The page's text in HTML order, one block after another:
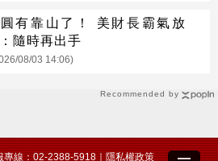
Recommended by
有靠山了！ 美財長霸氣放
隨時再出手
08/03 14:06)
專線：02-2388-5918｜隱私權政策